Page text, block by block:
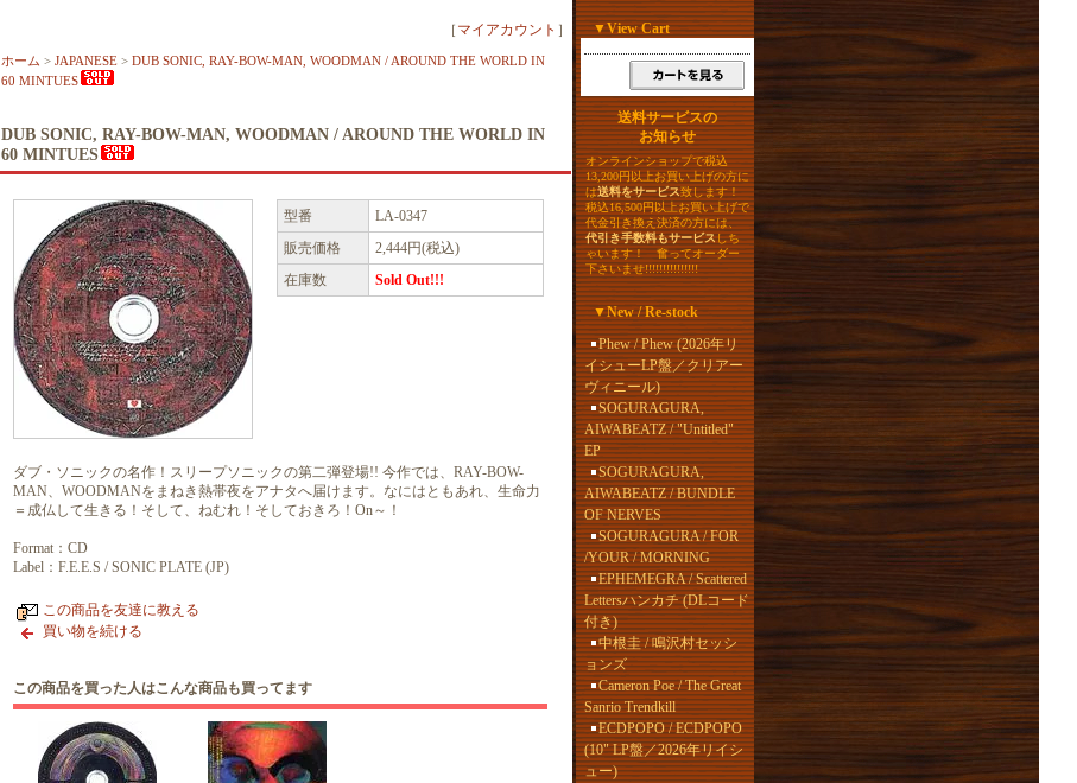
［ マイアカウント ］
ホーム > JAPANESE > DUB SONIC, RAY-BOW-MAN, WOODMAN / AROUND THE WORLD IN
60 MINTUES
DUB SONIC, RAY-BOW-MAN, WOODMAN / AROUND THE WORLD IN
60 MINTUES
型番
LA-0347
販売価格
2,444円(税込)
在庫数
Sold Out!!!
ダブ・ソニックの名作！スリープソニックの第二弾登場!! 今作では、RAY-BOW-
MAN、WOODMANをまねき熱帯夜をアナタへ届けます。なにはともあれ、生命力
＝成仏して生きる！そして、ねむれ！そしておきろ！On～！
Format：CD
Label：F.E.E.S / SONIC PLATE (JP)
この商品を友達に教える
買い物を続ける
この商品を買った人はこんな商品も買ってます
▼View Cart
送料サービスの
お知らせ
オンラインショップで税込
13,200円以上お買い上げの方に
は送料をサービス致します！
税込16,500円以上お買い上げで
代金引き換え決済の方には、
代引き手数料もサービスしち
ゃいます！ 奮ってオーダー
下さいませ!!!!!!!!!!!!!!!
▼New / Re-stock
Phew / Phew (2026年リ
イシューLP盤／クリアー
ヴィニール)
SOGURAGURA,
AIWABEATZ / "Untitled"
EP
SOGURAGURA,
AIWABEATZ / BUNDLE
OF NERVES
SOGURAGURA / FOR
/YOUR / MORNING
EPHEMEGRA / Scattered
Lettersハンカチ (DLコード
付き)
中根圭 / 鳴沢村セッシ
ョンズ
Cameron Poe / The Great
Sanrio Trendkill
ECDPOPO / ECDPOPO
(10" LP盤／2026年リイシ
ュー)